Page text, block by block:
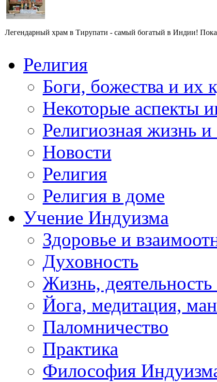
Легендарный храм в Тирупати - самый богатый в Индии!
Религия
Боги, божества и их
Некоторые аспекты
Религиозная жизнь
Новости
Религия
Религия в доме
Учение Индуизма
Здоровье и
Духовность
Жизнь, деятельность
Йога, медитация,
Паломничество
Практика
Философия